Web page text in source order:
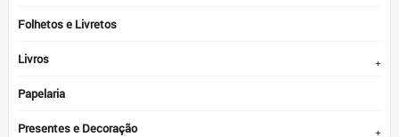
Folhetos e Livretos
Livros
Papelaria
Presentes e Decoração